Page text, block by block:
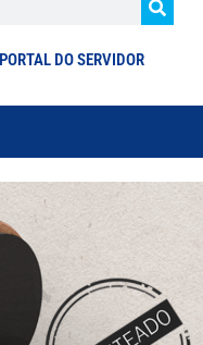
PORTAL DO SERVIDOR